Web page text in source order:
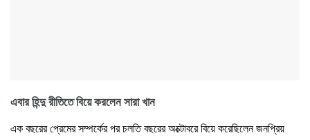
এবার হিন্দু রীতিতে বিয়ে করলেন সারা খান
এক বছরের প্রেমের সম্পর্কের পর চলতি বছরের অক্টোবরে বিয়ে করেছিলেন জনপ্রিয়